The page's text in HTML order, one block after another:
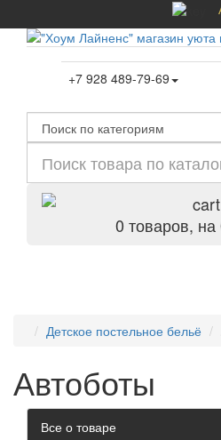
+7 928 489-79-69
0 товаров, на
Детское постельное бельё
Автоботы
Все о товаре